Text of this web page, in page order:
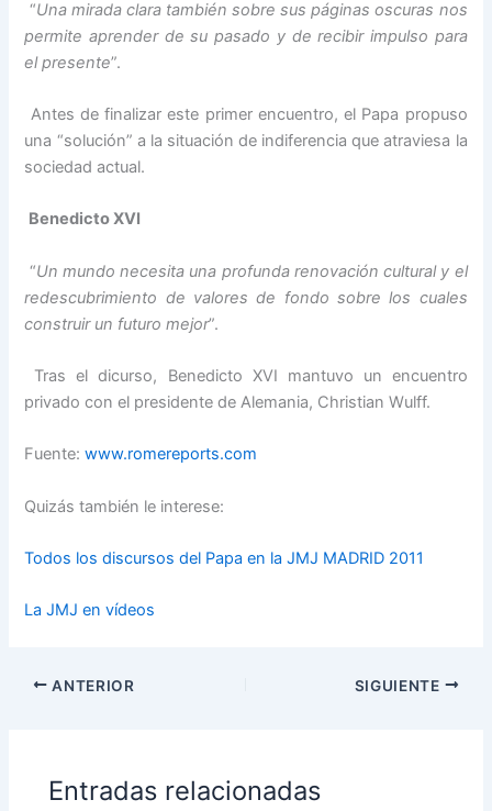
“Una mirada clara también sobre sus páginas oscuras nos
permite aprender de su pasado y de recibir impulso para
el presente”.
Antes de finalizar este primer encuentro, el Papa propuso
una “solución” a la situación de indiferencia que atraviesa la
sociedad actual.
Benedicto XVI
“Un mundo necesita una profunda renovación cultural y el
redescubrimiento de valores de fondo sobre los cuales
construir un futuro mejor”.
Tras el dicurso, Benedicto XVI mantuvo un encuentro
privado con el presidente de Alemania, Christian Wulff.
Fuente:www.romereports.com
Quizás también le interese:
Todos los discursos del Papa en la JMJ MADRID 2011
La JMJ en vídeos
ANTERIOR SIGUIENTE
Entradas relacionadas